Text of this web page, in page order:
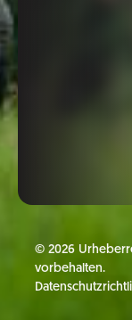
©2026
vorbehalten.